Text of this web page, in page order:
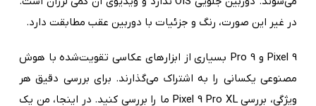
در غیر این صورت، رنگ و جزئیات با دوربین عقب مطابقت دارد.
Pixel 9 و 9 Pro بسیاری از ابزارهای عکاسی تقویت‌شده با هوش
مصنوعی یکسانی را به اشتراک می‌گذارند. برای بررسی دقیق هر
ویژگی، بررسی Pixel 9 Pro XL ما را بررسی کنید. در اینجا، من یک